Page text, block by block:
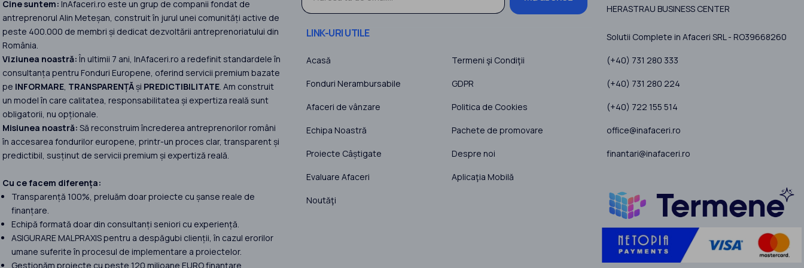
Cine suntem: InAfaceri.ro este un grup de companii fondat de
antreprenorul Alin Meteșan, construit în jurul unei comunități active de
peste 400.000 de membri și dedicat dezvoltării antreprenoriatului din
România.
Viziunea noastră:În ultimii 7 ani, InAfaceri.ro a redefinit standardele în
consultanța pentru Fonduri Europene, oferind servicii premium bazate
pe INFORMARE, TRANSPARENȚĂși PREDICTIBILITATE. Am construit
un model în care calitatea, responsabilitatea și expertiza reală sunt
obligatorii, nu opționale.
Misiunea noastră: Să reconstruim încrederea antreprenorilor români
în accesarea fondurilor europene, printr-un proces clar, transparent și
predictibil, susținut de servicii premium și expertiză reală.
Cu ce facem diferența:
Transparență 100%, preluăm doar proiecte cu șanse reale de
finanțare.
Echipă formată doar din consultanți seniori cu experiență.
ASIGURARE MALPRAXIS pentru a despăgubi clienții, în cazul erorilor
umane suferite în procesul de implementare a proiectelor.
Gestionăm proiecte cu peste 120 milioane EURO finanțare
LINK-URI UTILE
Acasă
Fonduri Nerambursabile
Afaceri de vânzare
Echipa Noastră
Proiecte Câștigate
Evaluare Afaceri
Noutăţi
Termeni şi Condiţii
GDPR
Politica de Cookies
Pachete de promovare
Despre noi
Aplicaţia Mobilă
HERASTRAU BUSINESS CENTER
Solutii Complete in Afaceri SRL - RO39668260
(+40) 731 280 333
(+40) 731 280 224
(+40) 722 155 514
office@inafaceri.ro
finantari@inafaceri.ro